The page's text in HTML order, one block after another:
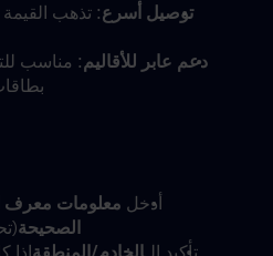
توصيل أسرع
دعم عابر للأقاليم
أدخل
الصحيحة
تأكيد الـالخادم/المنطقةإذا